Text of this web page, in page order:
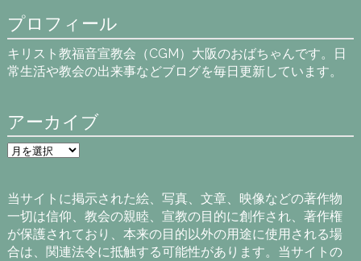
プロフィール
キリスト教福音宣教会（CGM）大阪のおばちゃんです。日
常生活や教会の出来事などブログを毎日更新しています。
アーカイブ
ア
ー
ブ
当サイトに掲示された絵、写真、文章、映像などの著作物
一切は信仰、教会の親睦、宣教の目的に創作され、著作権
が保護されており、本来の目的以外の用途に使用される場
合は、関連法令に抵触する可能性があります。当サイトの